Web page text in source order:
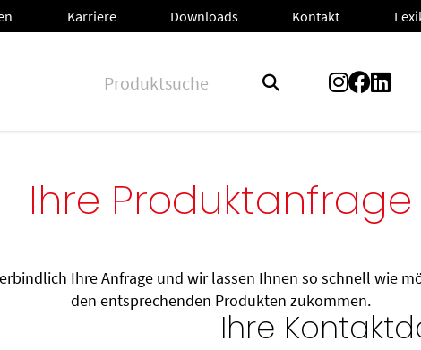
Karriere
Karriere Downloads
Downloads Kontakt
Kontakt
Ihre Produktanfrage
Ihre Anfrage und wir lassen Ihnen so schnell wie
den entsprechenden Produkten zukommen.
Bitte lasse dieses Feld leer.
Ihre
Bitte lasse dieses Feld leer.